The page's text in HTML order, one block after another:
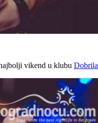
vikend u klubu Dobrila